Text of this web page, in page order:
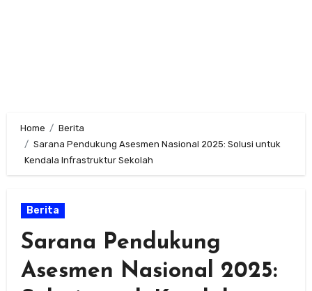
Home
Berita
Sarana Pendukung Asesmen Nasional 2025: Solusi untuk
Kendala Infrastruktur Sekolah
Berita
Sarana Pendukung
Asesmen Nasional 2025: